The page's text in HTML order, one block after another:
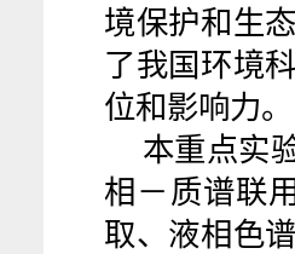
境保护和生
了我国环境
位和影响力。
本重点实
相－质谱联
取、液相色